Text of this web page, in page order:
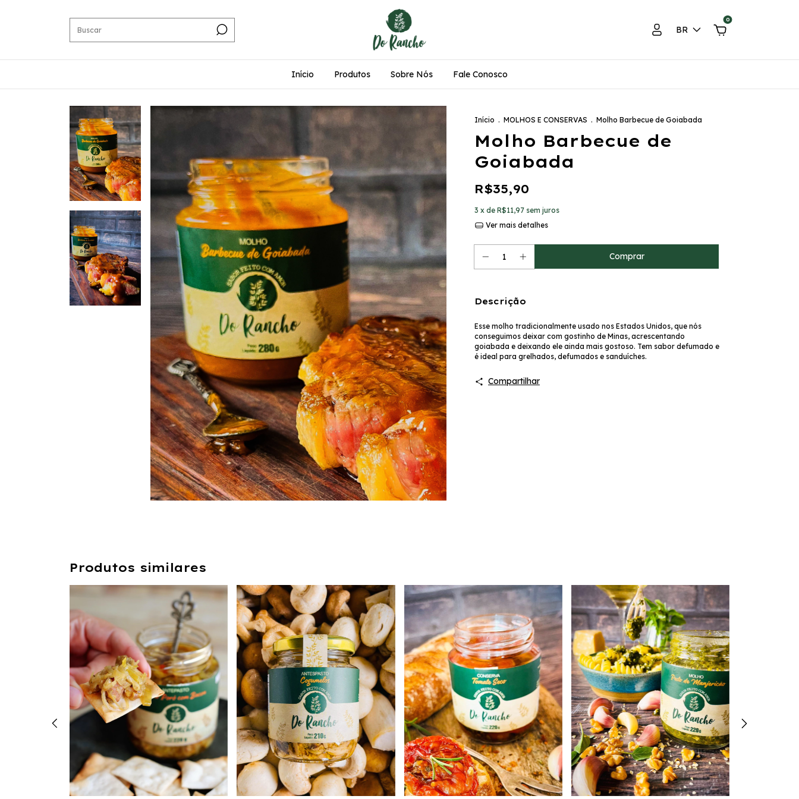
BR
0
Início Produtos Sobre Nós Fale Conosco
Início . MOLHOS E CONSERVAS . Molho Barbecue de Goiabada
Molho Barbecue de
Goiabada
R$35,90
3 x de R$11,97 sem juros
Ver mais detalhes
Descrição
Esse molho tradicionalmente usado nos Estados Unidos, que nós
conseguimos deixar com gostinho de Minas, acrescentando
goiabada e deixando ele ainda mais gostoso. Tem sabor defumado e
é ideal para grelhados, defumados e sanduíches.
Compartilhar
Produtos similares